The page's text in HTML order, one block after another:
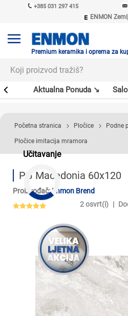
+385 031 297 415
ENMON
ENMON
Premium keramika i oprema za
Aktualna Ponuda ↘
Učitavanje
Početna stranica Pločice Podne
Pločice imitacija mramora
PG Macedonia 60x120
Proizvođač: Enmon Brend
2 osvrt(i) |